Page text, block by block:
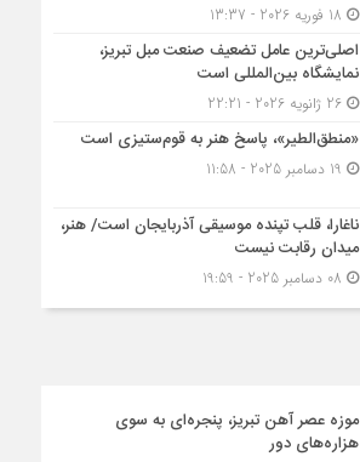
اصلی‌ترین عامل تضعیف صنعت مبل تبریز،
نمایشگاه بین‌المللی است
26 ژانویه 2026 - 22:21
«منطق‌الطیر»، پاسخ هنر به قوم‌ستیزی است
ناغارا، قلب تپنده موسیقی آذربایجان است/ هنر،
میدان رقابت نیست
موزه عصر آهن تبریز، پنجره‌ای به سوی
هزاره‌های دور